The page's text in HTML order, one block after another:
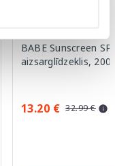
BABE Sunscreen
aizsarglīdzeklis, 200
13.20 € 32.99 €